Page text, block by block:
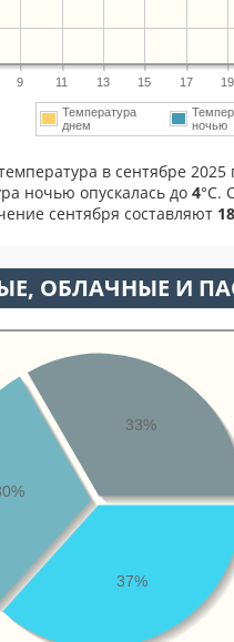
9 11 13 15 17 19
Температура
днем
ночью
в сентябре 2025
ночью опускалась до 4°C.
сентября составляют
ОБЛАЧНЫЕ И
37%
33%